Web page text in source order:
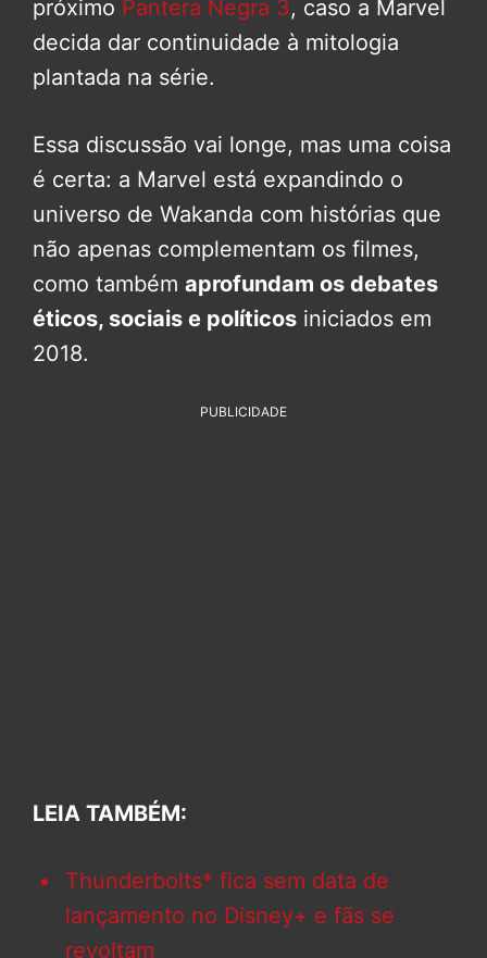
próximo Pantera Negra 3, caso a Marvel
decida dar continuidade à mitologia
plantada na série.
Essa discussão vai longe, mas uma coisa
é certa: a Marvel está expandindo o
universo de Wakanda com histórias que
não apenas complementam os filmes,
como também aprofundam os debates
éticos, sociais e políticos iniciados em
2018.
PUBLICIDADE
LEIA TAMBÉM:
Thunderbolts* fica sem data de
lançamento no Disney+ e fãs se
revoltam